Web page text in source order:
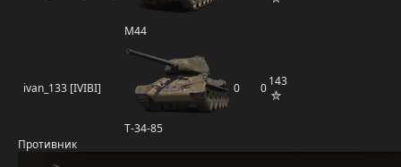
M44
ivan_133 [IVIBI]
Т-34-85
0 0143
Противник